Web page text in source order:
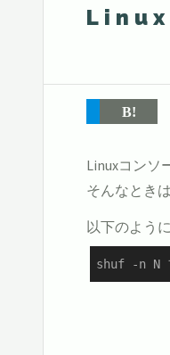
Linux
Linuxコンソ
そんなとき
以下のよう
shuf -n N